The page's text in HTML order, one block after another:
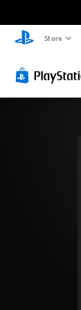
Store